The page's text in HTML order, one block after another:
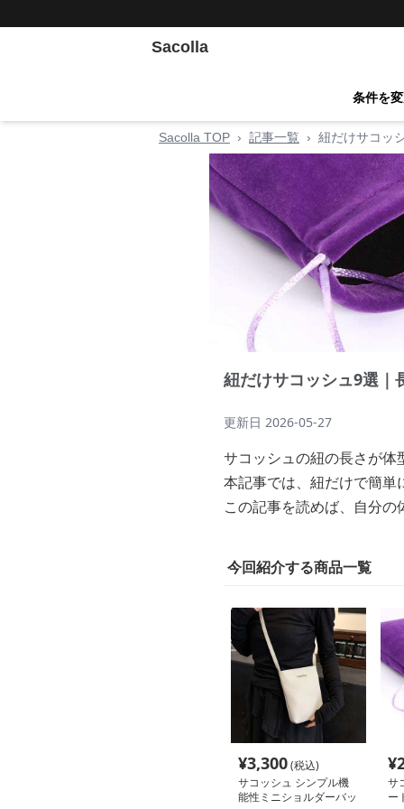
Sacolla
条件を
Sacolla TOP › 記事一覧 › 紐だけサコッ
紐だけサコッシュ9選｜
更新日 2026-05-27
サコッシュの紐の長さが
本記事では、紐だけで簡
この記事を読めば、自分
今回紹介する商品一覧
¥3,300(税込)
サコッシュ シンプル機
能性ミニショルダーバッ
¥
サ
ー